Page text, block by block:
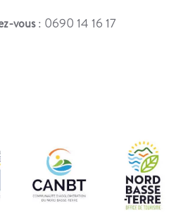
vous: 0690 14 16 17